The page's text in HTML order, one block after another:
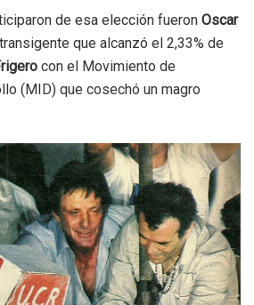
de esa elección fueron Oscar
que alcanzó el 2,33% de
con el Movimiento de
(MID) que cosechó un magro